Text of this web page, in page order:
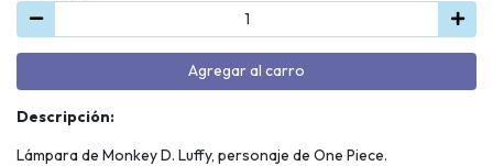
Agregar al carro
Descripción:
Lámpara de Monkey D. Luffy, personaje de One Piece.